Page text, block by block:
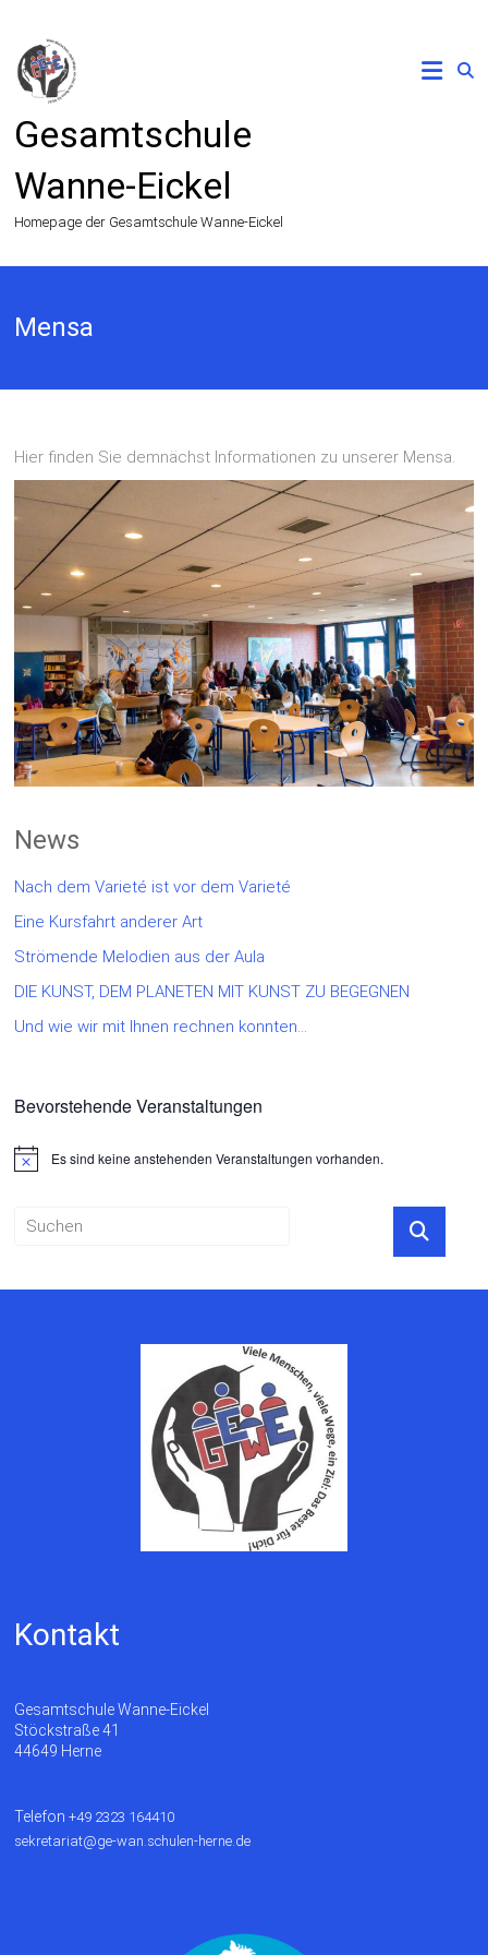
springen
Gesamtschule
Wanne-Eickel
Homepage der Gesamtschule Wanne-Eickel
Mensa
Hier finden Sie demnächst Informationen zu unserer Mensa.
News
Nach dem Varieté ist vor dem Varieté
Eine Kursfahrt anderer Art
Strömende Melodien aus der Aula
DIE KUNST, DEM PLANETEN MIT KUNST ZU BEGEGNEN
Und wie wir mit Ihnen rechnen konnten…
Bevorstehende Veranstaltungen
HinweisEs sind keine anstehenden Veranstaltungen vorhanden.
Kontakt
Gesamtschule Wanne-Eickel
Stöckstraße 41
44649 Herne
Telefon+49 2323 164410
sekretariat@ge-wan.schulen-herne.de